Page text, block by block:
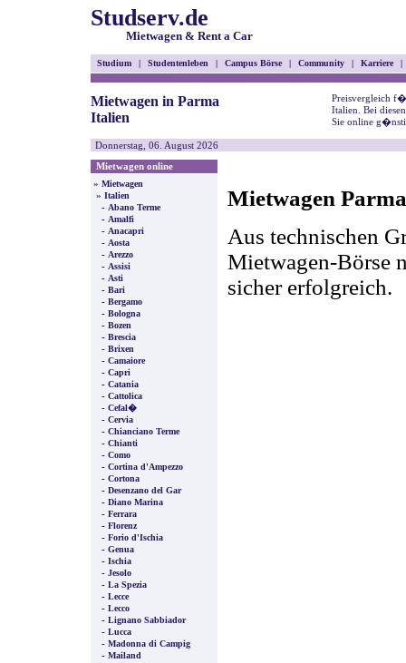
Studserv.de
Mietwagen & Rent a Car
Studium | Studentenleben | Campus Börse | Community | Karriere |
Mietwagen in Parma
Italien
Preisvergleich
Italien. Bei
Sie online
Donnerstag, 06. August 2026
Mietwagen online
» Mietwagen
» Italien
- Abano Terme
- Amalfi
- Anacapri
- Aosta
- Arezzo
- Assisi
- Asti
- Bari
- Bergamo
- Bologna
- Bozen
- Brescia
- Brixen
- Camaiore
- Capri
- Catania
- Cattolica
- Cefal�
- Cervia
- Chianciano Terme
- Chianti
- Como
- Cortina d'Ampezzo
- Cortona
- Desenzano del Gar
- Diano Marina
- Ferrara
- Florenz
- Forio d'Ischia
- Genua
- Ischia
- Jesolo
- La Spezia
- Lecce
- Lecco
- Lignano Sabbiador
- Lucca
- Madonna di Campig
- Mailand
Mietwagen
Aus technischen
Mietwagen-Börse
sicher erfolgreich.